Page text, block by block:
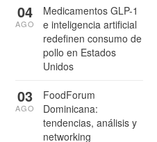
Medicamentos GLP-1
e inteligencia artificial
redefinen consumo de
pollo en Estados
Unidos
04
AGO
FoodForum
Dominicana:
tendencias, análisis y
networking
03
AGO